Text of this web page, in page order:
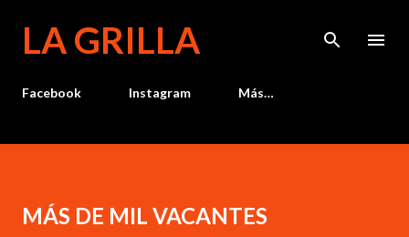
LA GRILLA
Facebook Instagram Más…
MÁS DE MIL VACANTES